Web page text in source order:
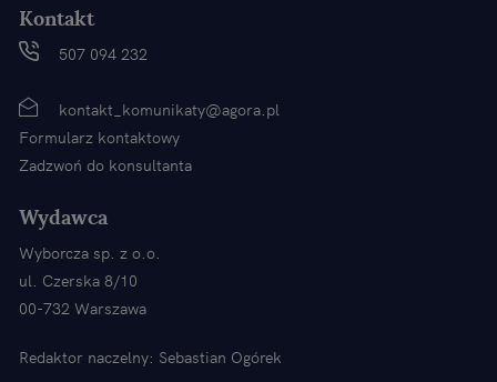
Kontakt
507 094 232
kontakt_komunikaty@agora.pl
Formularz kontaktowy
Zadzwoń do konsultanta
Wydawca
Wyborcza sp. z o.o.
ul. Czerska 8/10
00-732 Warszawa
Redaktor naczelny: Sebastian Ogórek